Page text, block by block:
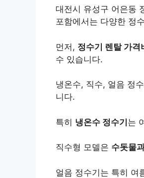
대전시 유성구 어은동
포함에서는 다양한 정
먼저, 정수기 렌탈 가격
수 있습니다.
냉온수, 직수, 얼음 정
니다.
특히 냉온수 정수기는
직수형 모델은 수돗물
얼음 정수기는 특히 여